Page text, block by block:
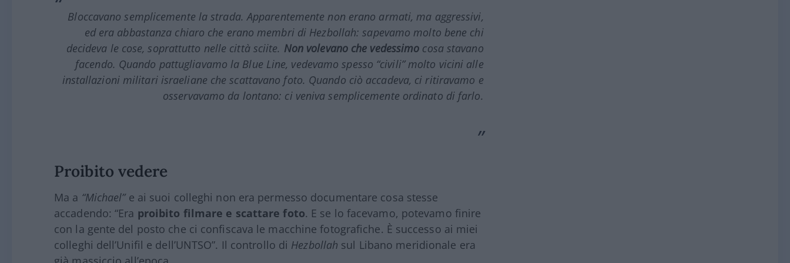
Bloccavano semplicemente la strada. Apparentemente non erano armati, ma aggressivi,
ed era abbastanza chiaro che erano membri di Hezbollah: sapevamo molto bene chi
decideva le cose, soprattutto nelle città sciite. Non volevano che vedessimo cosa stavano
facendo. Quando pattugliavamo la Blue Line, vedevamo spesso “civili” molto vicini alle
installazioni militari israeliane che scattavano foto. Quando ciò accadeva, ci ritiravamo e
osservavamo da lontano: ci veniva semplicemente ordinato di farlo.
Proibito vedere
Ma a “Michael”e ai suoi colleghi non era permesso documentare cosa stesse
accadendo: “Era proibito filmare e scattare foto. E se lo facevamo, potevamo finire
con la gente del posto che ci confiscava le macchine fotografiche. È successo ai miei
colleghi dell’Unifil e dell’UNTSO”. Il controllo di Hezbollah sul Libano meridionale era